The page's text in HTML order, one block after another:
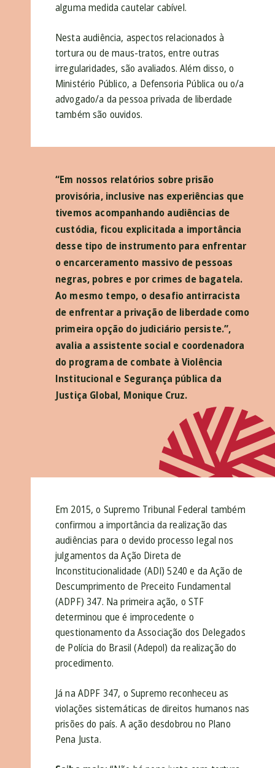
alguma medida cautelar cabível.
Nesta audiência, aspectos relacionados à
tortura ou de maus-tratos, entre outras
irregularidades, são avaliados. Além disso, o
Ministério Público, a Defensoria Pública ou o/a
advogado/a da pessoa privada de liberdade
também são ouvidos.
“Em nossos relatórios sobre prisão
provisória, inclusive nas experiências que
tivemos acompanhando audiências de
custódia, ficou explicitada a importância
desse tipo de instrumento para enfrentar
o encarceramento massivo de pessoas
negras, pobres e por crimes de bagatela.
Ao mesmo tempo, o desafio antirracista
de enfrentar a privação de liberdade como
primeira opção do judiciário persiste.”,
avalia a assistente social e coordenadora
do programa de combate à Violência
Institucional e Segurança pública da
Justiça Global, Monique Cruz.
Em 2015, o Supremo Tribunal Federal também
confirmou a importância da realização das
audiências para o devido processo legal nos
julgamentos da Ação Direta de
Inconstitucionalidade (ADI) 5240 e da Ação de
Descumprimento de Preceito Fundamental
(ADPF) 347. Na primeira ação, o STF
determinou que é improcedente o
questionamento da Associação dos Delegados
de Polícia do Brasil (Adepol) da realização do
procedimento.
Já na ADPF 347, o Supremo reconheceu as
violações sistemáticas de direitos humanos nas
prisões do país. A ação desdobrou no Plano
Pena Justa.